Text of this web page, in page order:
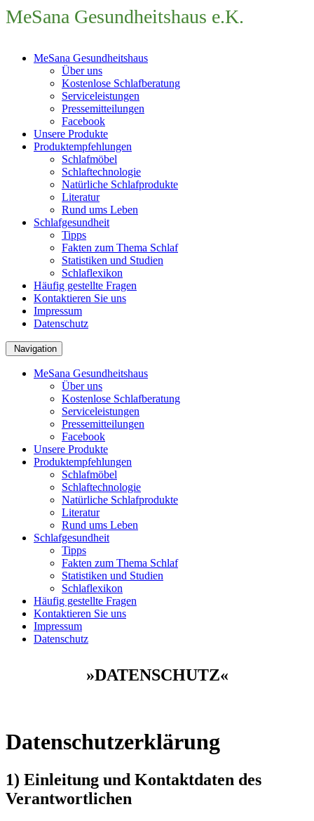
MeSana Gesundheitshaus e.K.
MeSana Gesundheitshaus
Über uns
Kostenlose Schlafberatung
Serviceleistungen
Pressemitteilungen
Facebook
Unsere Produkte
Produktempfehlungen
Schlafmöbel
Schlaftechnologie
Natürliche Schlafprodukte
Literatur
Rund ums Leben
Schlafgesundheit
Tipps
Fakten zum Thema Schlaf
Statistiken und Studien
Schlaflexikon
Häufig gestellte Fragen
Kontaktieren Sie uns
Impressum
Datenschutz
Navigation
MeSana Gesundheitshaus
Über uns
Kostenlose Schlafberatung
Serviceleistungen
Pressemitteilungen
Facebook
Unsere Produkte
Produktempfehlungen
Schlafmöbel
Schlaftechnologie
Natürliche Schlafprodukte
Literatur
Rund ums Leben
Schlafgesundheit
Tipps
Fakten zum Thema Schlaf
Statistiken und Studien
Schlaflexikon
Häufig gestellte Fragen
Kontaktieren Sie uns
Impressum
Datenschutz
»DATENSCHUTZ«
Datenschutzerklärung
1) Einleitung und Kontaktdaten des
Verantwortlichen